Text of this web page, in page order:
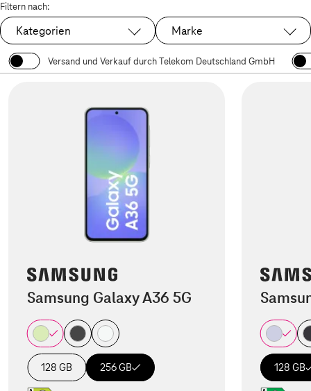
Filtern nach:
Kategorien Marke
Versand und Verkauf durch Telekom Deutschland GmbH
Samsung Galaxy A36 5G
128 GB 256 GB 128 GB